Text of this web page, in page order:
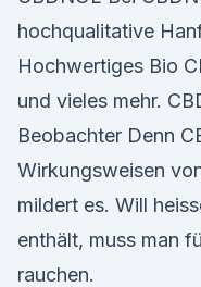
hochqualitative
Hochwertiges Bio
und vieles mehr.
Beobachter Denn
Wirkungsweisen
mildert es. Will
enthält, muss man
rauchen.